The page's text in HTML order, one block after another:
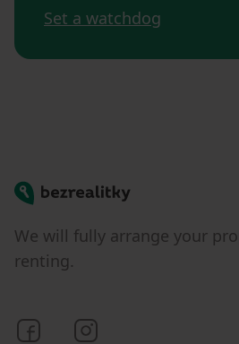
Set a watchdog
Bezrealitky
We will fully arrange your
renting.
Bezrealitky on Facebook